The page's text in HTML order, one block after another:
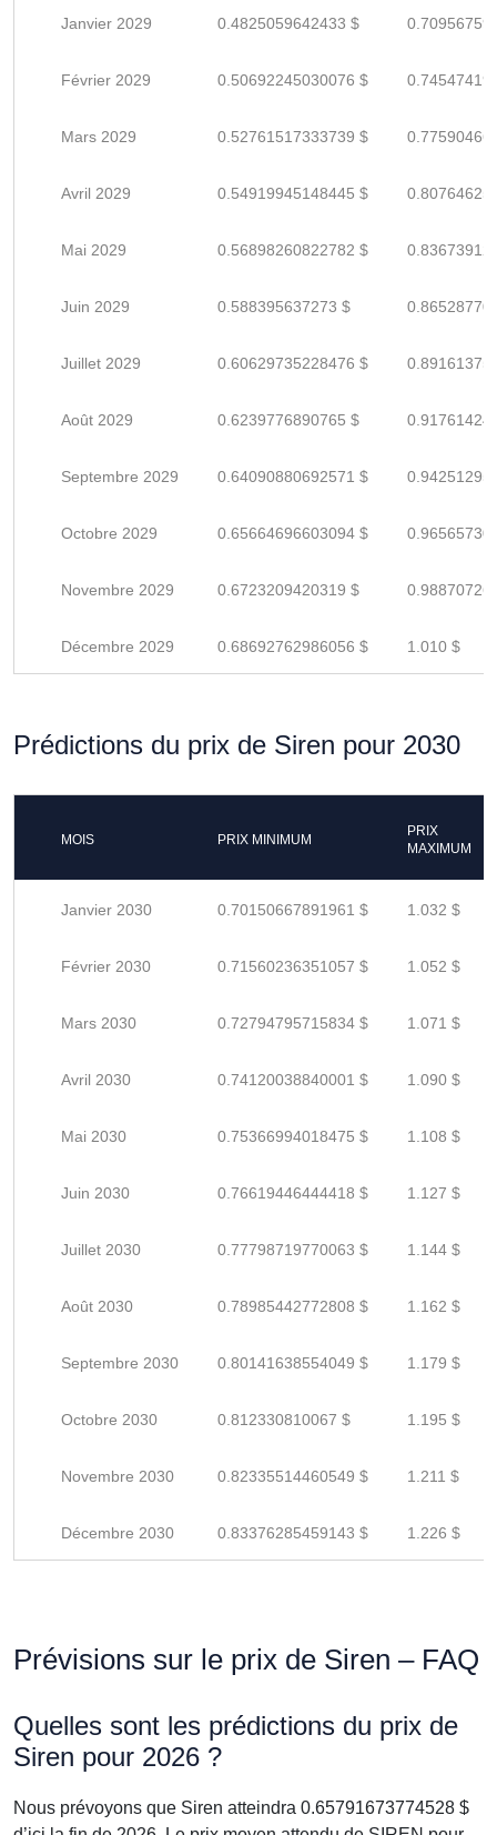
Janvier 2029 0.4825059642433 $
Février 2029 0.50692245030076 $
Mars 2029 0.52761517333739 $
Avril 2029 0.54919945148445 $
Mai 2029 0.56898260822782 $
Juin 2029 0.588395637273 $
Juillet 2029 0.60629735228476 $
Août 2029 0.6239776890765 $
Septembre 2029 0.64090880692571 $
Octobre 2029 0.65664696603094 $
Novembre 2029 0.6723209420319 $
Décembre 2029 0.68692762986056 $ 1.010 $
Prédictions du prix de Siren pour 2030
MOIS PRIX MINIMUM
PRIX
MAXIMUM
Janvier 2030 0.70150667891961 $ 1.032 $
Février 2030 0.71560236351057 $ 1.052 $
Mars 2030 0.72794795715834 $ 1.071 $
Avril 2030 0.74120038840001 $ 1.090 $
Mai 2030 0.75366994018475 $ 1.108 $
Juin 2030 0.76619446444418 $ 1.127 $
Juillet 2030 0.77798719770063 $ 1.144 $
Août 2030 0.78985442772808 $ 1.162 $
Septembre 2030 0.80141638554049 $ 1.179 $
Octobre 2030 0.812330810067 $ 1.195 $
Novembre 2030 0.82335514460549 $ 1.211 $
Décembre 2030 0.83376285459143 $ 1.226 $
Prévisions sur le prix de Siren – FAQ
Quelles sont les prédictions du prix de
Siren pour 2026 ?
Nous prévoyons que Siren atteindra 0.65791673774528 $